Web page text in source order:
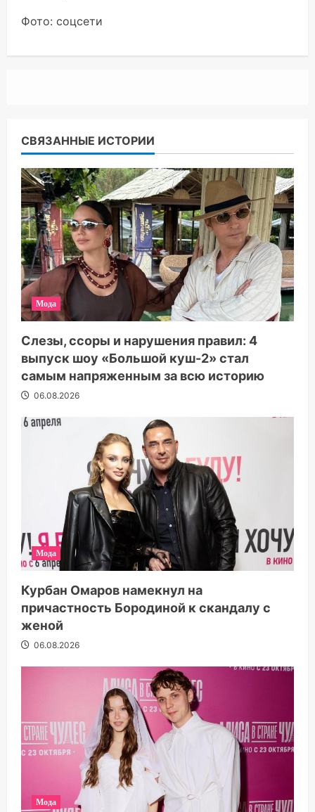
Фото: соцсети
СВЯЗАННЫЕ ИСТОРИИ
Мода
Слезы, ссоры и нарушения правил: 4
выпуск шоу «Большой куш-2» стал
самым напряженным за всю историю
06.08.2026
Мода
Курбан Омаров намекнул на
причастность Бородиной к скандалу с
женой
06.08.2026
Мода